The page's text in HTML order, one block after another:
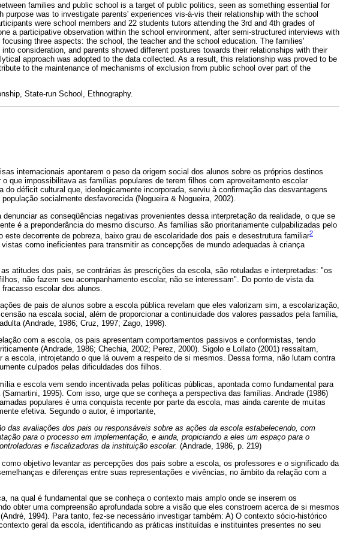
families and public school is a target of public politics, seen as something essential for
purpose was to investigate parents' experiences vis-à-vis their relationship with the school
were school members and 22 students tutors attending the 3rd and 4th grades of
a participative observation within the school environment, after semi-structured interviews with
three aspects: the school, the teacher and the school education. The families'
consideration, and parents showed different postures towards their relationships with their
approach was adopted to the data collected. As a result, this relationship was proved to be
to the maintenance of mechanisms of exclusion from public school over part of the
State-run School, Ethnography.
internacionais apontarem o peso da origem social dos alunos sobre os próprios destinos
que impossibilitava as famílias populares de terem filhos com aproveitamento escolar
do déficit cultural que, ideologicamente incorporada, serviu à confirmação das desvantagens
socialmente desfavorecida (Nogueira & Nogueira, 2002).
as conseqüências negativas provenientes dessa interpretação da realidade, o que se
é a preponderância do mesmo discurso. As famílias são prioritariamente culpabilizadas pelo
decorrente de pobreza, baixo grau de escolaridade dos pais e desestrutura familiar2
como ineficientes para transmitir as concepções de mundo adequadas à criança
atitudes dos pais, se contrárias às prescrições da escola, são rotuladas e interpretadas: "os
não fazem seu acompanhamento escolar, não se interessam". Do ponto de vista da
escolar dos alunos.
de pais de alunos sobre a escola pública revelam que eles valorizam sim, a escolarização,
na escala social, além de proporcionar a continuidade dos valores passados pela família,
(Andrade, 1986; Cruz, 1997; Zago, 1998).
com a escola, os pais apresentam comportamentos passivos e conformistas, tendo
(Andrade, 1986; Chechia, 2002; Perez, 2000). Sigolo e Lollato (2001) ressaltam,
a escola, introjetando o que lá ouvem a respeito de si mesmos. Dessa forma, não lutam contra
culpados pelas dificuldades dos filhos.
e escola vem sendo incentivada pelas políticas públicas, apontada como fundamental para
1995). Com isso, urge que se conheça a perspectiva das famílias. Andrade (1986)
populares é uma conquista recente por parte da escola, mas ainda carente de muitas
efetiva. Segundo o autor, é importante,
das avaliações dos pais ou responsáveis sobre as ações da escola estabelecendo, com
para o processo em implementação, e ainda, propiciando a eles um espaço para o
e fiscalizadoras da instituição escolar. (Andrade, 1986, p. 219)
objetivo levantar as percepções dos pais sobre a escola, os professores e o significado da
e diferenças entre suas representações e vivências, no âmbito da relação com a
na qual é fundamental que se conheça o contexto mais amplo onde se inserem os
obter uma compreensão aprofundada sobre a visão que eles constroem acerca de si mesmos
1994). Para tanto, fez-se necessário investigar também: A) O contexto sócio-histórico
geral da escola, identificando as práticas instituídas e instituintes presentes no seu